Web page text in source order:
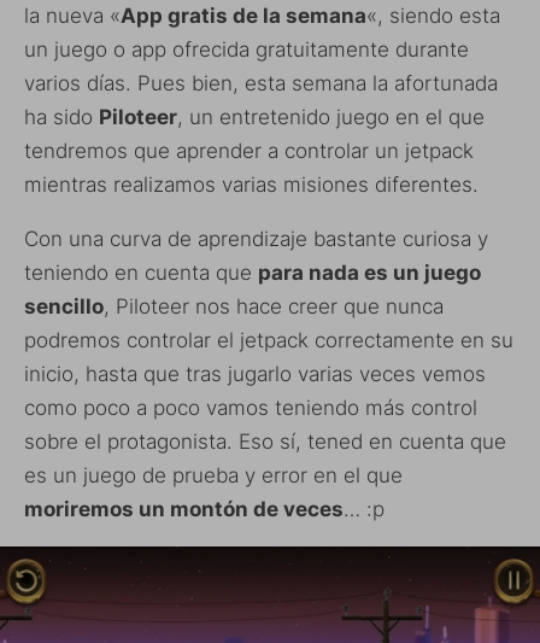
la nueva «App gratis de la semana«, siendo esta
un juego o app ofrecida gratuitamente durante
varios días. Pues bien, esta semana la afortunada
ha sido Piloteer, un entretenido juego en el que
tendremos que aprender a controlar un jetpack
mientras realizamos varias misiones diferentes.
Con una curva de aprendizaje bastante curiosa y
teniendo en cuenta que para nada es un juego
sencillo, Piloteer nos hace creer que nunca
podremos controlar el jetpack correctamente en su
inicio, hasta que tras jugarlo varias veces vemos
como poco a poco vamos teniendo más control
sobre el protagonista. Eso sí, tened en cuenta que
es un juego de prueba y error en el que
moriremos un montón de veces… :p